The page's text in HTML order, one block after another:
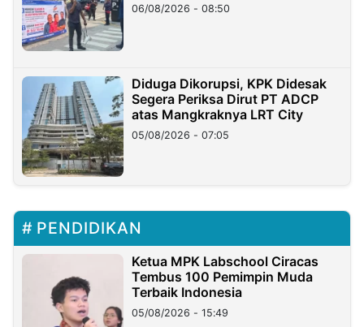
06/08/2026 - 08:50
Diduga Dikorupsi, KPK Didesak
Segera Periksa Dirut PT ADCP
atas Mangkraknya LRT City
05/08/2026 - 07:05
PENDIDIKAN
Ketua MPK Labschool Ciracas
Tembus 100 Pemimpin Muda
Terbaik Indonesia
05/08/2026 - 15:49